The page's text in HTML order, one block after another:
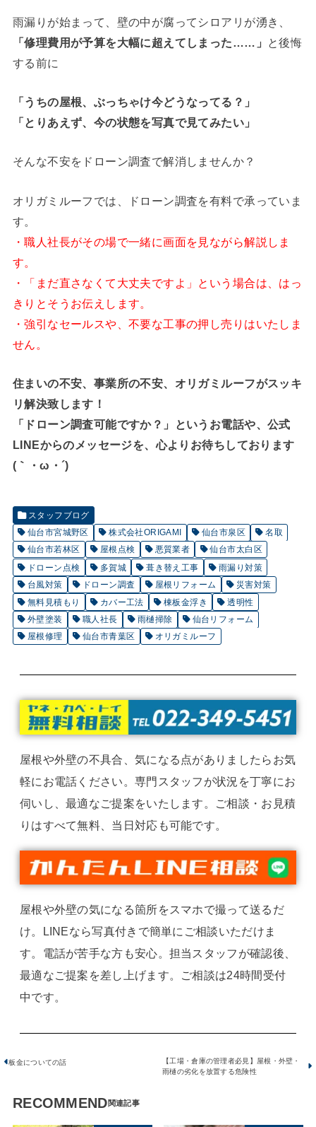
雨漏りが始まって、壁の中が腐ってシロアリが湧き、
「修理費用が予算を大幅に超えてしまった……」
と後悔
する前に
「うちの屋根、ぶっちゃけ今どうなってる？」
「とりあえず、今の状態を写真で見てみたい」
そんな不安をドローン調査で解消しませんか？
オリガミルーフでは、ドローン調査を有料で承っていま
す。
・職人社長がその場で一緒に画面を見ながら解説しま
す。
・「まだ直さなくて大丈夫ですよ」という場合は、はっ
きりとそうお伝えします。
・強引なセールスや、不要な工事の押し売りはいたしま
せん。
住まいの不安、事業所の不安、オリガミルーフがスッキ
リ解決致します！
「ドローン調査可能ですか？」というお電話や、公式
LINEからのメッセージを、心よりお待ちしております
(｀・ω・´)ゞ
スタッフブログ
仙台市宮城野区
株式会社ORIGAMI 仙台市泉区
名取
仙台市若林区
屋根点検 悪質業者
仙台市太白区
ドローン点検
多賀城 葺き替え工事
雨漏り対策
台風対策
ドローン調査 屋根リフォーム
災害対策
無料見積もり
カバー工法 棟板金浮き
透明性
外壁塗装
職人社長 雨樋掃除
仙台リフォーム
屋根修理
仙台市青葉区 オリガミルーフ
屋根や外壁の不具合、気になる点がありましたらお気
軽にお電話ください。専門スタッフが状況を丁寧にお
伺いし、最適なご提案をいたします。ご相談・お見積
りはすべて無料、当日対応も可能です。
屋根や外壁の気になる箇所をスマホで撮って送るだ
け。LINEなら写真付きで簡単にご相談いただけま
す。電話が苦手な方も安心。担当スタッフが確認後、
最適なご提案を差し上げます。ご相談は24時間受付
中です。
板金についての話
【工場・倉庫の管理者必見】屋根・外壁・
雨樋の劣化を放置する危険性
RECOMMEND